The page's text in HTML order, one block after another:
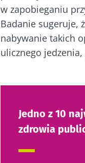
w zapobieganiu
Badanie sugeruje,
nabywanie takich
ulicznego
Jedno z 10
zdrowia